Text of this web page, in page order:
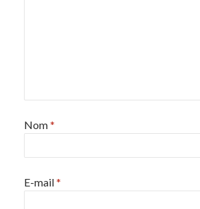
Nom*
E-mail*